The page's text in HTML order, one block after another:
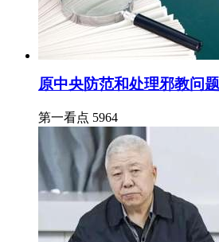
原中央防范和处理邪教问
第一看点 5964